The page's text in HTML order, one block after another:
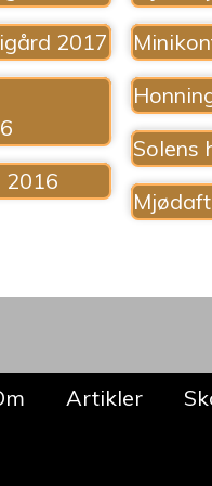
2017
Solens
2016
Artikler